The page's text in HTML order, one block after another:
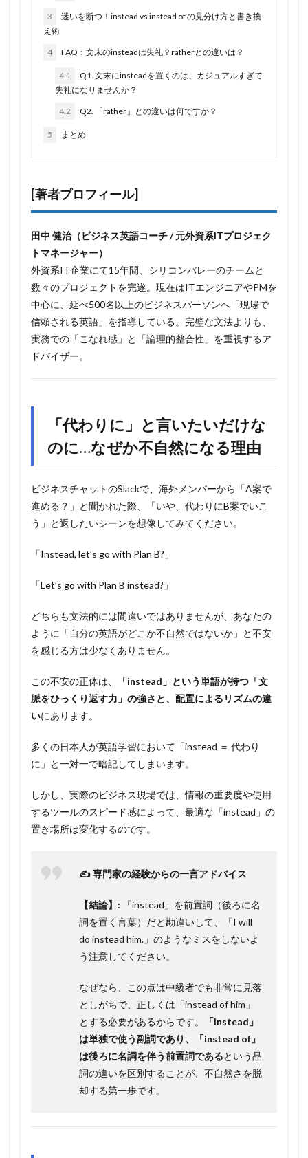
3
迷いを断つ！instead vs instead of の見分け方と書き換
え術
4 FAQ：文末のinsteadは失礼？ratherとの違いは？
4.1
Q1. 文末にinsteadを置くのは、カジュアルすぎて
失礼になりませんか？
4.2 Q2. 「rather」との違いは何ですか？
5 まとめ
[著者プロフィール]
田中 健治（ビジネス英語コーチ / 元外資系ITプロジェク
トマネージャー）
外資系IT企業にて15年間、シリコンバレーのチームと
数々のプロジェクトを完遂。現在はITエンジニアやPMを
中心に、延べ500名以上のビジネスパーソンへ「現場で
信頼される英語」を指導している。完璧な文法よりも、
実務での「こなれ感」と「論理的整合性」を重視するア
ドバイザー。
「代わりに」と言いたいだけな
のに…なぜか不自然になる理由
ビジネスチャットのSlackで、海外メンバーから「A案で
進める？」と聞かれた際、「いや、代わりにB案でいこ
う」と返したいシーンを想像してみてください。
「Instead, let’s go with Plan B?」
「Let’s go with Plan B instead?」
どちらも文法的には間違いではありませんが、あなたの
ように「自分の英語がどこか不自然ではないか」と不安
を感じる方は少なくありません。
この不安の正体は、
「instead」という単語が持つ「文
脈をひっくり返す力」の強さと、配置によるリズムの違
いにあります。
多くの日本人が英語学習において「instead ＝ 代わり
に」と一対一で暗記してしまいます。
しかし、実際のビジネス現場では、情報の重要度や使用
するツールのスピード感によって、最適な「instead」の
置き場所は変化するのです。
✍️ 専門家の経験からの一言アドバイス
【結論】: 「instead」を前置詞（後ろに名
詞を置く言葉）だと勘違いして、「I will
do instead him.」のようなミスをしないよ
う注意してください。
なぜなら、この点は中級者でも非常に見落
としがちで、正しくは「instead of him」
とする必要があるからです。
「instead」
は単独で使う副詞であり、「instead of」
は後ろに名詞を伴う前置詞であるという品
詞の違いを区別することが、不自然さを脱
却する第一歩です。